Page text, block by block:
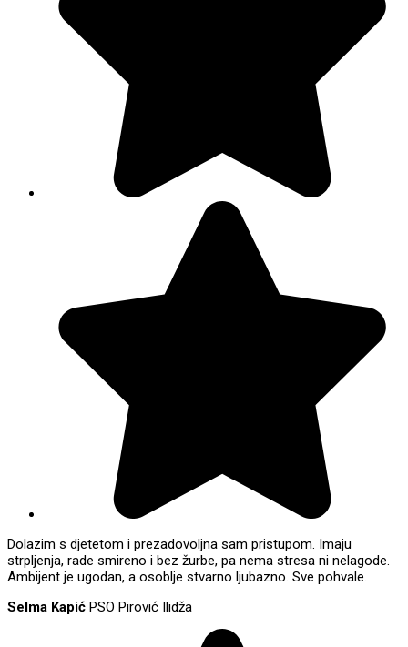
Dolazim s djetetom i prezadovoljna sam pristupom. Imaju
strpljenja, rade smireno i bez žurbe, pa nema stresa ni nelagode.
Ambijent je ugodan, a osoblje stvarno ljubazno. Sve pohvale.
Selma Kapić PSO Pirović Ilidža